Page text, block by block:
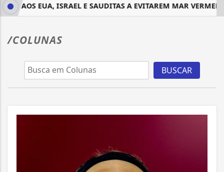
AOS EUA, ISRAEL E SAUDITAS A EVITAREM MAR
/COLUNAS
BUSCAR